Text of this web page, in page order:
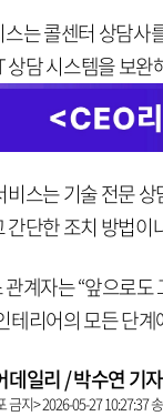
스는 콜센터 상담사
상담 시스템을 보
비스는 기술 전문
간단한 조치 방법
관계자는 “앞으로
테리어의 모든 단
데일리 / 박수연 기
금지> 2026-05-27 10:27:37